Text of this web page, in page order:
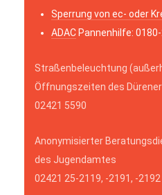
Sperrung von ec- oder
ADAC Pannenhilfe:
Straßenbeleuchtung
Öffnungszeiten des
02421 5590
Anonymisierter
des Jugendamtes
02421 25-2119, -2191, -2192